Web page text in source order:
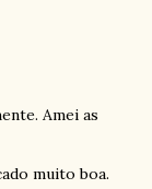
Amei as
muito boa.